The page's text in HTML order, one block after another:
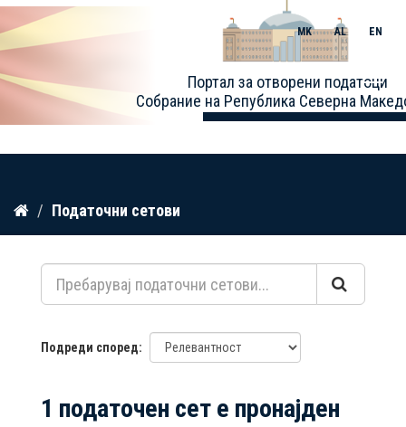
Прескокнете
содржина
Портал за отворени податоци
Собрание на Република Северна
MK AL EN
Toggle
Податочни сетови
Подреди според
1 податочен сет е пронајден